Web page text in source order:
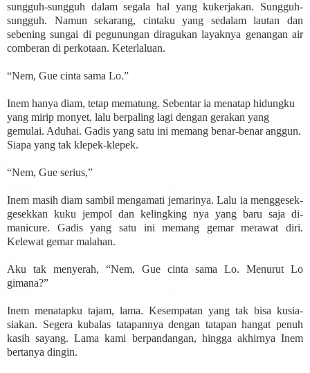
sungguh-sungguh dalam segala hal yang kukerjakan. Sungguh-
sungguh. Namun sekarang, cintaku yang sedalam lautan dan
sebening sungai di pegunungan diragukan layaknya genangan air
comberan di perkotaan. Keterlaluan.
“Nem, Gue cinta sama Lo.”
Inem hanya diam, tetap mematung. Sebentar ia menatap hidungku
yang mirip monyet, lalu berpaling lagi dengan gerakan yang
gemulai. Aduhai. Gadis yang satu ini memang benar-benar anggun.
Siapa yang tak klepek-klepek.
“Nem, Gue serius,”
Inem masih diam sambil mengamati jemarinya. Lalu ia menggesek-
gesekkan kuku jempol dan kelingking nya yang baru saja di-
manicure. Gadis yang satu ini memang gemar merawat diri.
Kelewat gemar malahan.
Aku tak menyerah, “Nem, Gue cinta sama Lo. Menurut Lo
gimana?”
Inem menatapku tajam, lama. Kesempatan yang tak bisa kusia-
siakan. Segera kubalas tatapannya dengan tatapan hangat penuh
kasih sayang. Lama kami berpandangan, hingga akhirnya Inem
bertanya dingin.